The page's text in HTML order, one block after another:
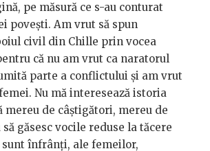
pe măsură ce s-au conturat
povești. Am vrut să spun
civil din Chille prin vocea
că nu am vrut ca naratorul
parte a conflictului și am vrut
Nu mă interesează istoria
mereu de câștigători, mereu de
găsesc vocile reduse la tăcere
sunt înfrânți, ale femeilor,